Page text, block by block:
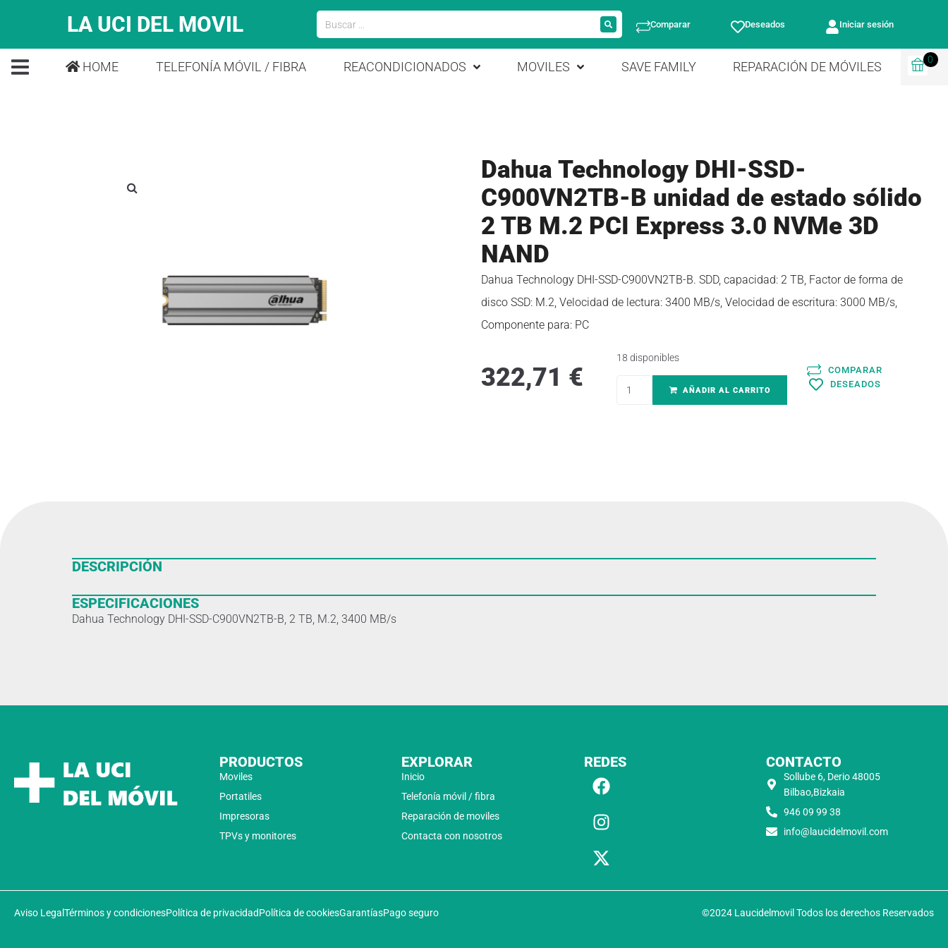
LA UCI DEL MOVIL Comparar Deseados Iniciar sesión
HOME TELEFONÍA MÓVIL / FIBRA REACONDICIONADOS MOVILES SAVE FAMILY REPARACIÓN DE MÓVILES
0
Dahua Technology DHI-SSD-
C900VN2TB-B unidad de estado sólido
2 TB M.2 PCI Express 3.0 NVMe 3D
NAND
Dahua Technology DHI-SSD-C900VN2TB-B. SDD, capacidad: 2 TB, Factor de forma de
disco SSD: M.2, Velocidad de lectura: 3400 MB/s, Velocidad de escritura: 3000 MB/s,
Componente para: PC
322,71 €
18 disponibles
AÑADIR AL CARRITO
COMPARAR
DESEADOS
DESCRIPCIÓN
ESPECIFICACIONES
Dahua Technology DHI-SSD-C900VN2TB-B, 2 TB, M.2, 3400 MB/s
PRODUCTOS
Moviles
Portatiles
Impresoras
TPVs y monitores
EXPLORAR
Inicio
Telefonía móvil / fibra
Reparación de moviles
Contacta con nosotros
REDES CONTACTO
Sollube 6, Derio 48005
Bilbao,Bizkaia
946 09 99 38
info@laucidelmovil.com
Aviso LegalTérminos y condicionesPolítica de privacidadPolítica de cookiesGarantíasPago seguro ©2024 Laucidelmovil Todos los derechos Reservados